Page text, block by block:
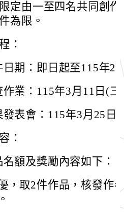
定由一至四名共同創
為限。
：
日期：即日起至115年2
作業：115年3月11日(三
發表會：115年3月25日
：
名額及獎勵內容如下：
，取2件作品，核發作